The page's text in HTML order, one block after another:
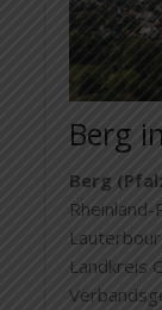
Berg
Berg
Landkreis